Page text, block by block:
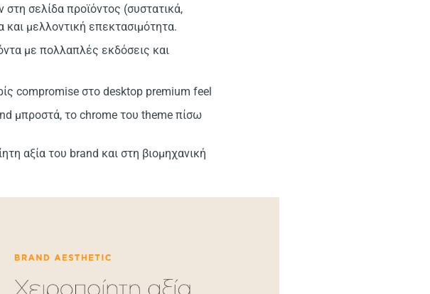
σελίδα προϊόντος (συστατικά,
και μελλοντική επεκτασιμότητα.
με πολλαπλές εκδόσεις και
compromise στο desktop premium feel
μπροστά, το chrome του theme πίσω
αξία του brand και στη βιομηχανική